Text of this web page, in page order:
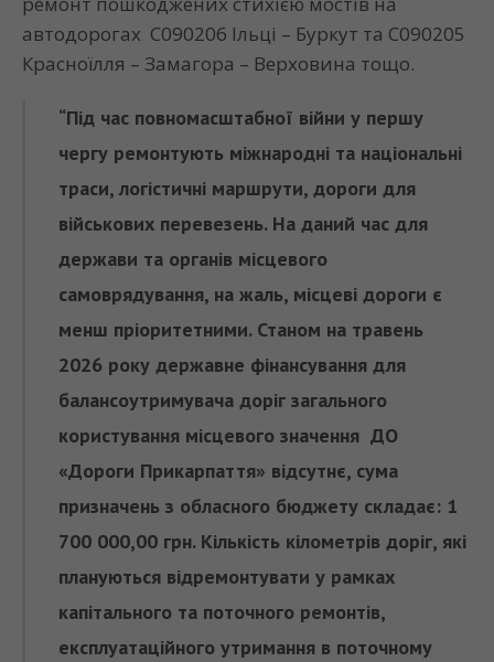
автодорогах С090206 Ільці – Буркут та С090205
Красноїлля – Замагора – Верховина тощо.
“Під час повномасштабної війни у першу
чергу ремонтують міжнародні та національні
траси, логістичні маршрути, дороги для
військових перевезень. На даний час для
держави та органів місцевого
самоврядування, на жаль, місцеві дороги є
менш пріоритетними. Станом на травень
2026 року державне фінансування для
балансоутримувача доріг загального
користування місцевого значення ДО
«Дороги Прикарпаття» відсутнє, сума
призначень з обласного бюджету складає: 1
700 000,00 грн. Кількість кілометрів доріг, які
плануються відремонтувати у рамках
капітального та поточного ремонтів,
експлуатаційного утримання в поточному